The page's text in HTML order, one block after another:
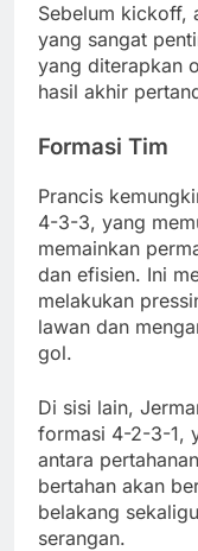
Sebelum kickoff,
yang sangat
yang diterapkan
hasil akhir
Formasi Tim
Prancis
4-3-3, yang
memainkan
dan efisien. Ini
melakukan
lawan dan
gol.
Di sisi lain,
formasi 4-2-3-1,
antara
bertahan akan
belakang
serangan.